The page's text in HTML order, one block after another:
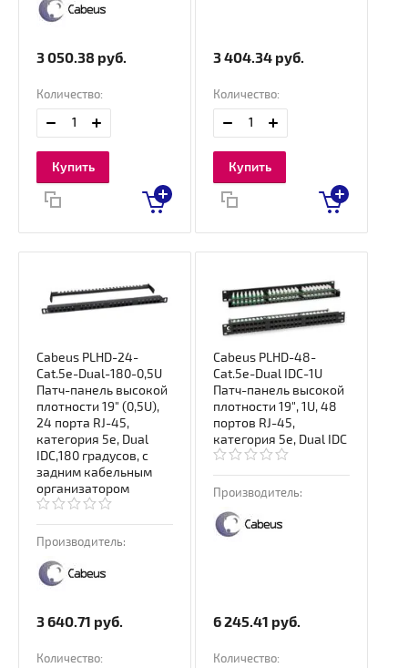
3 050.38 руб.
Количество:
Купить
3 404.34 руб.
Количество:
Купить
Cabeus PLHD-24-
Cat.5e-Dual-180-0,5U
Патч-панель высокой
плотности 19" (0,5U),
24 порта RJ-45,
категория 5e, Dual
IDC,180 градусов, с
задним кабельным
организатором
Производитель:
3 640.71 руб.
Количество:
Cabeus PLHD-48-
Cat.5e-Dual IDC-1U
Патч-панель высокой
плотности 19", 1U, 48
портов RJ-45,
категория 5e, Dual IDC
Производитель:
6 245.41 руб.
Количество: